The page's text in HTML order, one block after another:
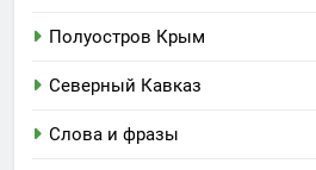
Полуостров Крым
Северный Кавказ
Слова и фразы